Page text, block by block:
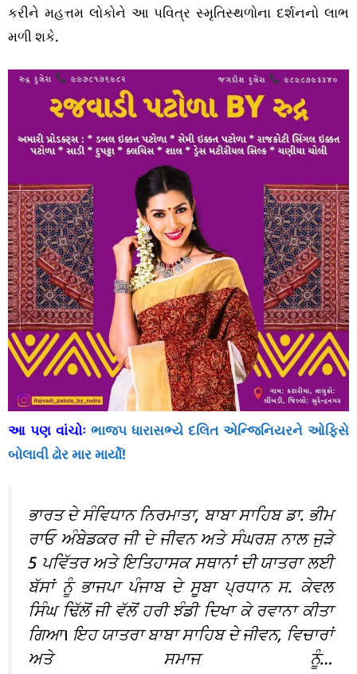
કરીને મહત્તમ લોકોને આ પવિત્ર સ્મૃતિસ્થળોના દર્શનનો લાભ
મળી શકે.
આ પણ વાંચોઃ ભાજપ ધારાસભ્યે દલિત એન્જિનિયરને ઓફિસે
બોલાવી ઢોર માર માર્યો!
ਭਾਰਤ ਦੇ ਸੰਵਿਧਾਨ ਨਿਰਮਾਤਾ, ਬਾਬਾ ਸਾਹਿਬ ਡਾ. ਭੀਮ
ਰਾਓ ਅੰਬੇਡਕਰ ਜੀ ਦੇ ਜੀਵਨ ਅਤੇ ਸੰਘਰਸ਼ ਨਾਲ ਜੁੜੇ
5 ਪਵਿੱਤਰ ਅਤੇ ਇਤਿਹਾਸਕ ਸਥਾਨਾਂ ਦੀ ਯਾਤਰਾ ਲਈ
ਬੱਸਾਂ ਨੂੰ ਭਾਜਪਾ ਪੰਜਾਬ ਦੇ ਸੂਬਾ ਪ੍ਰਧਾਨ ਸ. ਕੇਵਲ
ਸਿੰਘ ਢਿੱਲੋਂ ਜੀ ਵੱਲੋਂ ਹਰੀ ਝੰਡੀ ਦਿਖਾ ਕੇ ਰਵਾਨਾ ਕੀਤਾ
ਗਿਆ। ਇਹ ਯਾਤਰਾ ਬਾਬਾ ਸਾਹਿਬ ਦੇ ਜੀਵਨ, ਵਿਚਾਰਾਂ
ਅਤੇ ਸਮਾਜ ਨੂੰ…